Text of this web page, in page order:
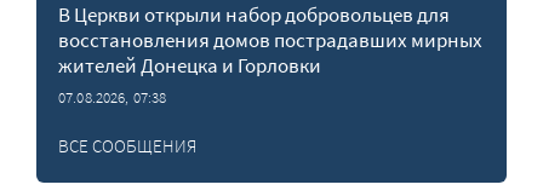
В Церкви открыли набор добровольцев для
восстановления домов пострадавших мирных
жителей Донецка и Горловки
07.08.2026, 07:38
ВСЕ СООБЩЕНИЯ